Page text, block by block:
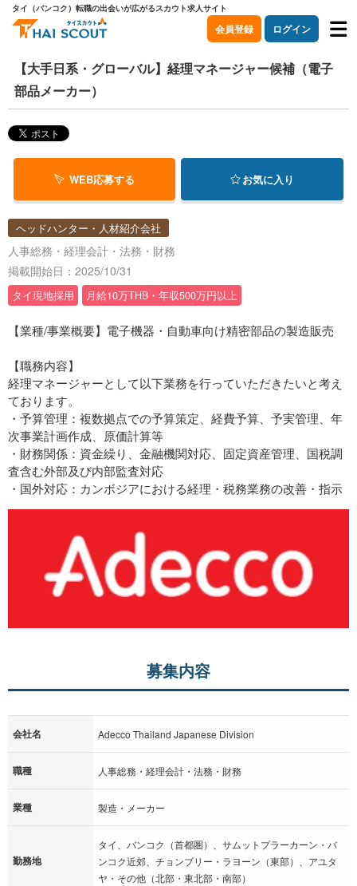
タイ（バンコク）転職の出会いが広がるスカウト求人サイト
会員登録 ログイン
【大手日系・グローバル】経理マネージャー候補（電子
部品メーカー）
WEB応募する お気に入り
ヘッドハンター・人材紹介会社
人事総務・経理会計・法務・財務
掲載開始日：2025/10/31
タイ現地採用 月給10万THB・年収500万円以上
【業種/事業概要】電子機器・自動車向け精密部品の製造販売
【職務内容】
経理マネージャーとして以下業務を行っていただきたいと考え
ております。
・予算管理：複数拠点での予算策定、経費予算、予実管理、年
次事業計画作成、原価計算等
・財務関係：資金繰り、金融機関対応、固定資産管理、国税調
査含む外部及び内部監査対応
・国外対応：カンボジアにおける経理・税務業務の改善・指示
募集内容
会社名 Adecco Thailand Japanese Division
職種 人事総務・経理会計・法務・財務
業種 製造・メーカー
勤務地
タイ、バンコク（首都圏）、サムットプラーカーン・バ
ンコク近郊、チョンブリー・ラヨーン（東部）、アユタ
ヤ・その他（北部・東北部・南部）